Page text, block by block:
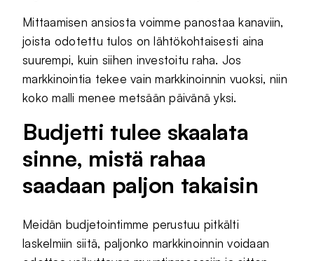
Mittaamisen ansiosta voimme panostaa kanaviin,
joista odotettu tulos on lähtökohtaisesti aina
suurempi, kuin siihen investoitu raha. Jos
markkinointia tekee vain markkinoinnin vuoksi, niin
koko malli menee metsään päivänä yksi.
Budjetti tulee skaalata
sinne, mistä rahaa
saadaan paljon takaisin
Meidän budjetointimme perustuu pitkälti
laskelmiin siitä, paljonko markkinoinnin voidaan